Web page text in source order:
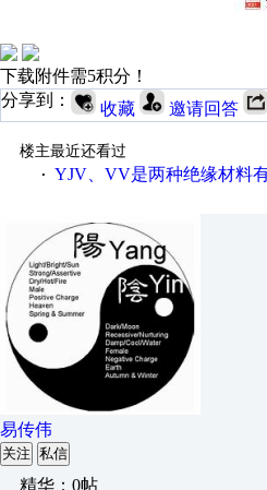
下载附件需5积分！
分享到：
收藏 邀请回答
楼主最近还看过
· YJV、VV是两种绝缘材料有什
易传伟
关注 私信
精华：0帖